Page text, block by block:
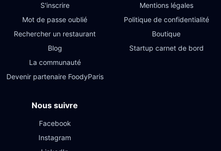
S'inscrire
Mot de passe oublié
Rechercher un restaurant
Blog
La communauté
Devenir partenaire FoodyParis
Mentions légales
Politique de confidentialité
Boutique
Startup carnet de bord
Nous suivre
Facebook
Instagram